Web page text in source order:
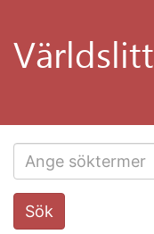
huvudinnehåll
Search
this
Sök